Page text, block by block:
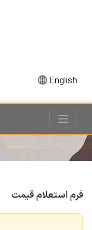
English
فرم استعلام قیمت